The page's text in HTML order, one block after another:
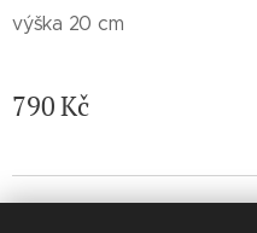
výška 20 cm
790Kč